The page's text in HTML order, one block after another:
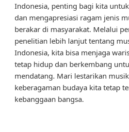
Indonesia, penting bagi kita
dan mengapresiasi ragam jenis
berakar di masyarakat. Melalui
penelitian lebih lanjut tentang
Indonesia, kita bisa menjaga
tetap hidup dan berkembang
mendatang. Mari lestarikan
keberagaman budaya kita tetap
kebanggaan bangsa.